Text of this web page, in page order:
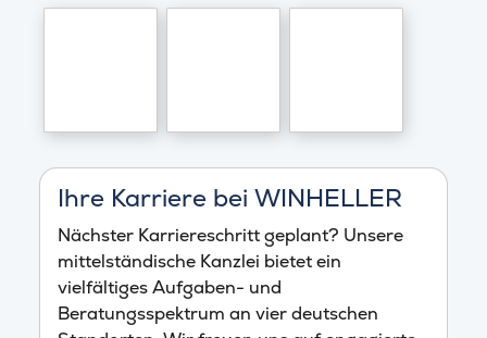
Ihre Karriere bei WINHELLER
Nächster Karriereschritt geplant? Unsere
mittelständische Kanzlei bietet ein
vielfältiges Aufgaben- und
Beratungsspektrum an vier deutschen